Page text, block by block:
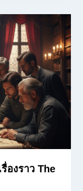
องราว The